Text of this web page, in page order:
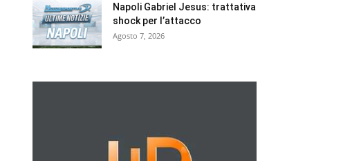
Napoli Gabriel Jesus: trattativa
shock per l’attacco
Agosto 7, 2026